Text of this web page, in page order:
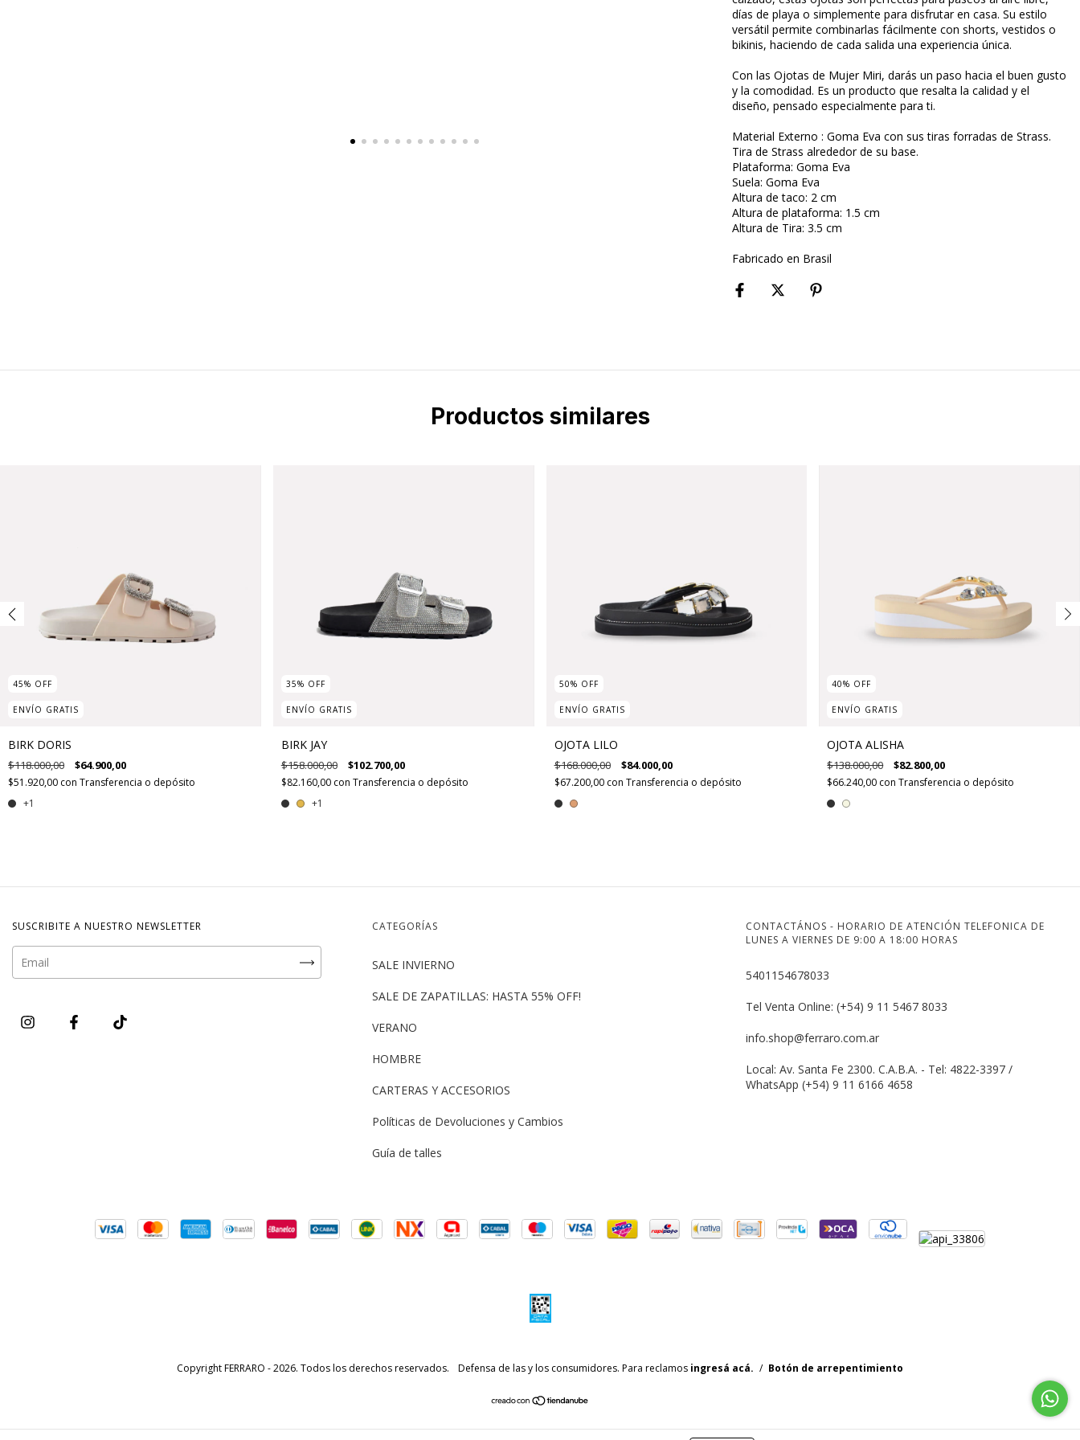
días de playa o simplemente para disfrutar en casa. Su estilo
versátil permite combinarlas fácilmente con shorts, vestidos o
bikinis, haciendo de cada salida una experiencia única.
Con las Ojotas de Mujer Miri, darás un paso hacia el buen gusto
y la comodidad. Es un producto que resalta la calidad y el
diseño, pensado especialmente para ti.
Material Externo : Goma Eva con sus tiras forradas de Strass.
Tira de Strass alrededor de su base.
Plataforma: Goma Eva
Suela: Goma Eva
Altura de taco: 2 cm
Altura de plataforma: 1.5 cm
Altura de Tira: 3.5 cm
Fabricado en Brasil
Productos similares
45% OFF
ENVÍO GRATIS
BIRK DORIS
$118.000,00 $64.900,00
$51.920,00 con Transferencia o depósito
+1
35% OFF
ENVÍO GRATIS
BIRK JAY
$158.000,00 $102.700,00
$82.160,00 con Transferencia o depósito
+1
50% OFF
ENVÍO GRATIS
OJOTA LILO
$168.000,00 $84.000,00
$67.200,00 con Transferencia o depósito
40% OFF
ENVÍO GRATIS
OJOTA ALISHA
$138.000,00 $82.800,00
$66.240,00 con Transferencia o depósito
SUSCRIBITE A NUESTRO NEWSLETTER CATEGORÍAS
SALE INVIERNO
SALE DE ZAPATILLAS: HASTA 55% OFF!
VERANO
HOMBRE
CARTERAS Y ACCESORIOS
Políticas de Devoluciones y Cambios
Guía de talles
CONTACTÁNOS - HORARIO DE ATENCIÓN TELEFONICA DE
LUNES A VIERNES DE 9:00 A 18:00 HORAS
5401154678033
Tel Venta Online: (+54) 9 11 5467 8033
info.shop@ferraro.com.ar
Local: Av. Santa Fe 2300. C.A.B.A. - Tel: 4822-3397 /
WhatsApp (+54) 9 11 6166 4658
Copyright FERRARO - 2026. Todos los derechos reservados. Defensa de las y los consumidores. Para reclamos ingresá acá. / Botón de arrepentimiento